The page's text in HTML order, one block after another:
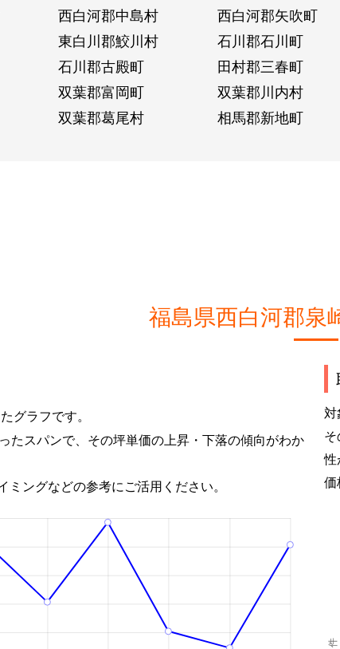
西白河郡中島村 西白河郡矢吹町
東白川郡鮫川村 石川郡石川町
石川郡古殿町 田村郡三春町
双葉郡富岡町 双葉郡川内村
双葉郡葛尾村 相馬郡新地町
福島県西白河郡泉
グラフです。
たスパンで、その坪単価の上昇・下落の傾向がわか
ミングなどの参考にご活用ください。
対
価